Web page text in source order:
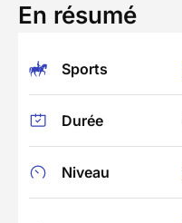
En résumé
Sports
Durée
Niveau